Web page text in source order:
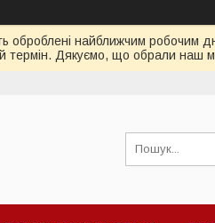
оброблені найближчим робочим
термін. Дякуємо, що обрали наш